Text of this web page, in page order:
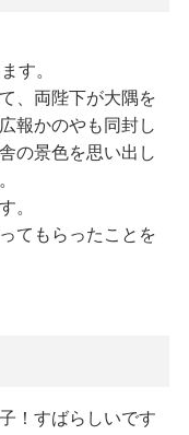
す。
、両陛下が大隅を
報かのやも同封し
の景色を思い出し
。
てもらったことを
！すばらしいです